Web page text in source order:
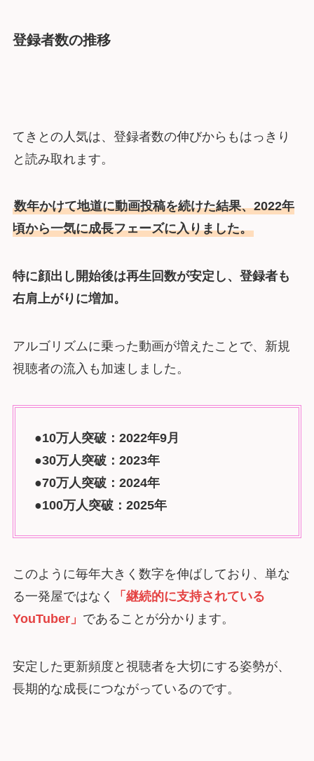
登録者数の推移
てきとの人気は、登録者数の伸びからもはっきり
と読み取れます。
数年かけて地道に動画投稿を続けた結果、2022年
頃から一気に成長フェーズに入りました。
特に顔出し開始後は再生回数が安定し、登録者も
右肩上がりに増加。
アルゴリズムに乗った動画が増えたことで、新規
視聴者の流入も加速しました。
●10万人突破：2022年9月
●30万人突破：2023年
●70万人突破：2024年
●100万人突破：2025年
このように毎年大きく数字を伸ばしており、単な
る一発屋ではなく
「継続的に支持されている
YouTuber」 であることが分かります。
安定した更新頻度と視聴者を大切にする姿勢が、
長期的な成長につながっているのです。